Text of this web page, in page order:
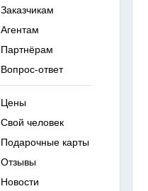
Заказчикам
Агентам
Партнёрам
Вопрос-ответ
Цены
Свой человек
Подарочные карты
Отзывы
Новости